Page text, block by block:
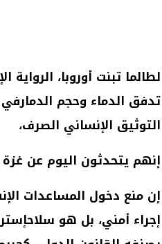
لطالما تبنت أوروبا، الرواية
تدفق الدماء وحجم الدمارفي
التوثيق الإنساني الصرف،
إنهم يتحدثون اليوم عن غزة
إن منع دخول المساعدات
إجراء أمني، بل هو